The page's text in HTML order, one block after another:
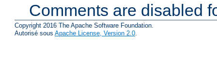
Comments are disabled
Copyright 2016 The Apache Software Foundation.
Autorisé sous Apache License, Version 2.0